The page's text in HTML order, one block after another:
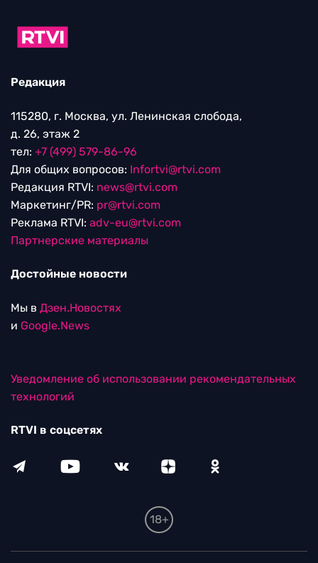
Редакция
115280, г. Москва, ул. Ленинская слобода,
д. 26, этаж 2
тел: +7 (499) 579-86-96
Для общих вопросов: Infortvi@rtvi.com
Редакция RTVI: news@rtvi.com
Маркетинг/PR: pr@rtvi.com
Реклама RTVI: adv-eu@rtvi.com
Партнерские материалы
Достойные новости
Мы в Дзен.Новостях
и Google.News
Уведомление об использовании рекомендательных
технологий
RTVI в соцсетях
18+